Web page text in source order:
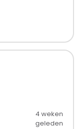
4 weken
geleden